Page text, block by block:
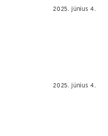
2025. június 4.
2025. június 4.